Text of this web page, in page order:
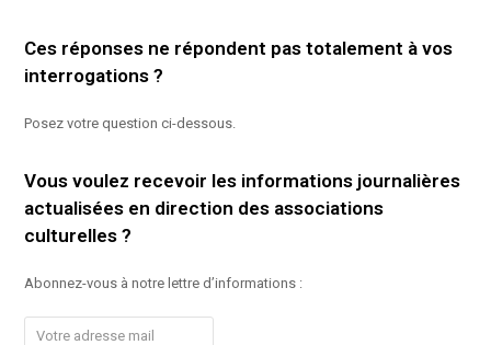
Ces réponses ne répondent pas totalement à vos
interrogations ?
Posez votre question ci-dessous.
Vous voulez recevoir les informations journalières
actualisées en direction des associations
culturelles ?
Abonnez-vous à notre lettre d’informations :